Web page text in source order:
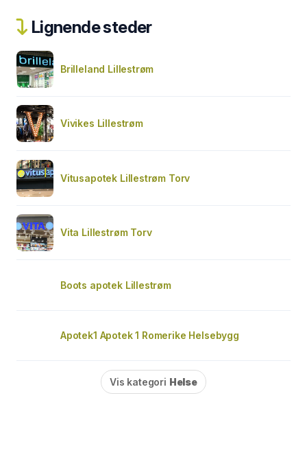
Lignende steder
Brilleland Lillestrøm
Vivikes Lillestrøm
Vitusapotek Lillestrøm Torv
Vita Lillestrøm Torv
Boots apotek Lillestrøm
Apotek1 Apotek 1 Romerike Helsebygg
Vis kategori Helse